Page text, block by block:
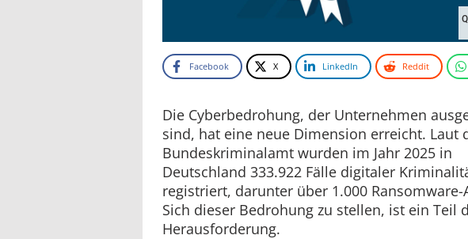
Facebook X LinkedIn Reddit
Die Cyberbedrohung, der Unternehmen
sind, hat eine neue Dimension erreicht. Laut
Bundeskriminalamt wurden im Jahr 2025 in
Deutschland 333.922 Fälle digitaler
registriert, darunter über 1.000 Ransomware-
Sich dieser Bedrohung zu stellen, ist ein Teil
Herausforderung.